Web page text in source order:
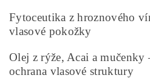
Fytoceutika z hroznového
vlasové pokožky
Olej z rýže, Acai a mučenky
ochrana vlasové struktury